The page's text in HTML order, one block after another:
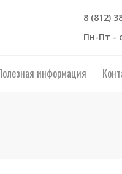
8 (812)
Пн-Пт -
информация